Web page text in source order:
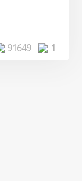
1
91649